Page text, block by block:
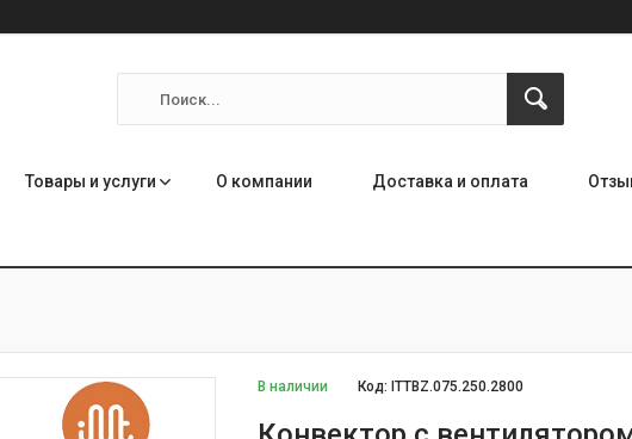
Товары и услуги О компании Доставка и оплата
В наличии Код:ITTBZ.075.250.2800